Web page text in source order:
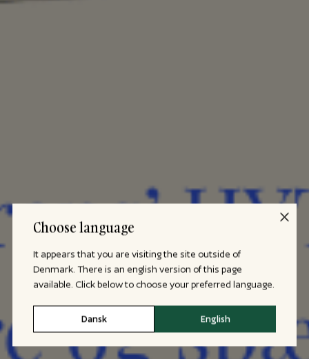
Choose language
It appears that you are visiting the site outside of
Denmark. There is an english version of this page
available. Click below to choose your preferred language.
Dansk English